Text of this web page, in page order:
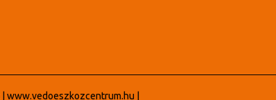
www.vedoeszkozcentrum.hu